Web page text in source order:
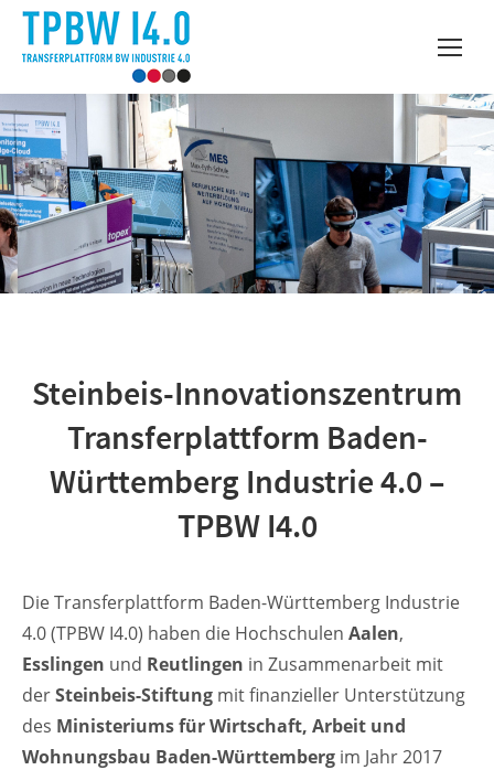
Steinbeis-Innovationszentrum
Transferplattform Baden-
Württemberg Industrie 4.0 –
TPBW I4.0
Die Transferplattform Baden-Württemberg Industrie
4.0 (TPBW I4.0) haben die Hochschulen Aalen,
Esslingen und Reutlingen in Zusammenarbeit mit
derSteinbeis-Stiftung mit finanzieller Unterstützung
des Ministeriums für Wirtschaft, Arbeit und
Wohnungsbau Baden-Württemberg im Jahr 2017